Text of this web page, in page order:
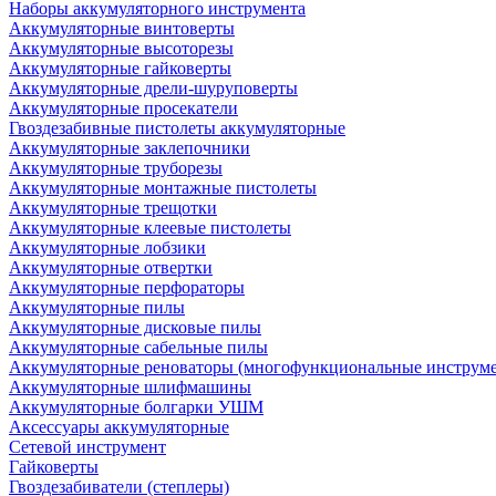
Наборы аккумуляторного инструмента
Аккумуляторные винтоверты
Аккумуляторные высоторезы
Аккумуляторные гайковерты
Аккумуляторные дрели-шуруповерты
Аккумуляторные просекатели
Гвоздезабивные пистолеты аккумуляторные
Аккумуляторные заклепочники
Аккумуляторные труборезы
Аккумуляторные монтажные пистолеты
Аккумуляторные трещотки
Аккумуляторные клеевые пистолеты
Аккумуляторные лобзики
Аккумуляторные отвертки
Аккумуляторные перфораторы
Аккумуляторные пилы
Аккумуляторные дисковые пилы
Аккумуляторные сабельные пилы
Аккумуляторные реноваторы (многофункциональные
Аккумуляторные шлифмашины
Аккумуляторные болгарки УШМ
Аксессуары аккумуляторные
Сетевой инструмент
Гайковерты
Гвоздезабиватели (степлеры)